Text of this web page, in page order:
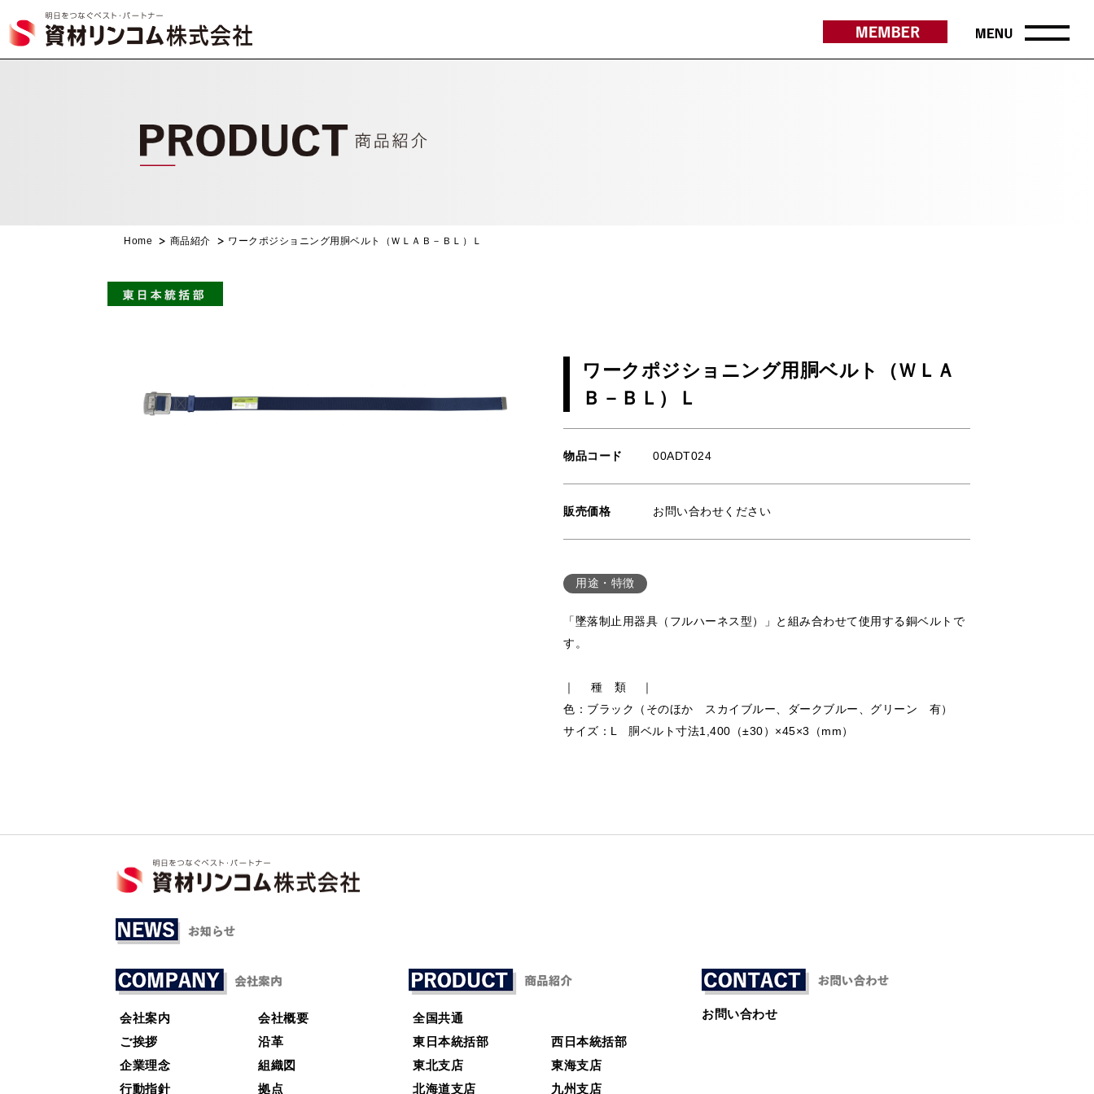
Home 商品紹介 ワークポジショニング用胴ベルト（ＷＬＡＢ－ＢＬ）Ｌ
ワークポジショニング用胴ベルト（ＷＬＡ
Ｂ－ＢＬ）Ｌ
物品コード 00ADT024
販売価格 お問い合わせください
用途・特徴
「墜落制止用器具（フルハーネス型）」と組み合わせて使用する銅ベルトで
す。
｜ 種 類 ｜
色：ブラック（そのほか スカイブルー、ダークブルー、グリーン 有）
サイズ：L 胴ベルト寸法1,400（±30）×45×3（mm）
会社案内
ご挨拶
企業理念
行動指針
会社概要
沿革
組織図
拠点
全国共通
東日本統括部
東北支店
北海道支店
西日本統括部
東海支店
九州支店
お問い合わせ